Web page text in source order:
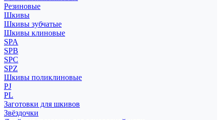
Резиновые
Шкивы
Шкивы зубчатые
Шкивы клиновые
SPA
SPB
SPC
SPZ
Шкивы поликлиновые
PJ
PL
Заготовки для шкивов
Звёздочки